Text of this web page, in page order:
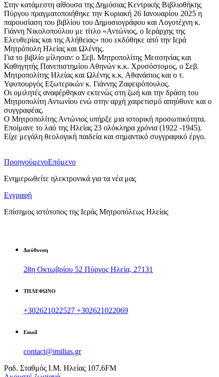
Στην κατάμεστη αίθουσα της Δημόσιας Κεντρικής Βιβλιοθήκης
Πύργου πραγματοποιήθηκε την Κυριακή 26 Ιανουαρίου 2025 η
παρουσίαση του βιβλίου του Δημοσιογράφου και Λογοτέχνη κ.
Γιάννη Νικολοπούλου με τίτλο «Αντώνιος, ο Ιεράρχης της
Ελευθερίας και της Αλήθειας» που εκδόθηκε από την Ιερά
Μητρόπολη Ηλείας και Ωλένης.
Για το βιβλίο μίλησαν: ο Σεβ. Μητροπολίτης Μεσσηνίας και
Καθηγητής Πανεπιστημίου Αθηνών κ.κ. Χρυσόστομος, ο Σεβ.
Μητροπολίτης Ηλείας και Ωλένης κ.κ. Αθανάσιος και ο τ.
Υφυπουργός Εξωτερικών κ. Γιάννης Ζαφειρόπουλος.
Οι ομιλητές αναφέρθηκαν εκτενώς στη ζωή και την δράση του
Μητροπολίτη Αντωνίου ενώ στην αρχή χαιρετισμό απηύθυνε και ο
συγγραφέας.
Ο Μητροπολίτης Αντώνιος υπήρξε μια ιστορική προσωπικότητα.
Εποίμανε το λαό της Ηλείας 23 ολόκληρα χρόνια (1922 -1945).
Είχε μεγάλη θεολογική παιδεία και σημαντικό συγγραφικό έργο.
ΠροηγούμενοΕπόμενο
Ενημερωθείτε ηλεκτρονικά για τα νέα μας
Εγγραφή
Επίσημος ιστότοπος της Ιεράς Μητροπόλεως Ηλείας
Διεύθυνση
28η Οκτωβρίου 52 Πύργος Ηλεία, 27131
ΤΗΛΕΦΩΝΟ
+302621022527 +302621022069
Email
contact@imilias.gr
Ραδ. Σταθμός Ι.Μ. Ηλείας 107,6FM